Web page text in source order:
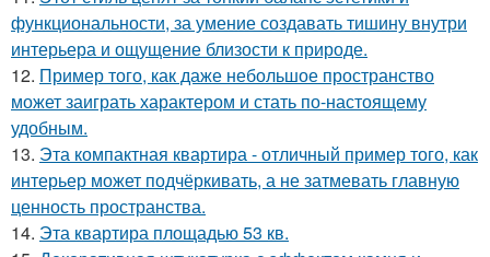
функциональности, за умение создавать тишину внутри
интерьера и ощущение близости к природе.
12. Пример того, как даже небольшое пространство
может заиграть характером и стать по-настоящему
удобным.
13. Эта компактная квартира - отличный пример того, как
интерьер может подчёркивать, а не затмевать главную
ценность пространства.
14. Эта квартира площадью 53 кв.